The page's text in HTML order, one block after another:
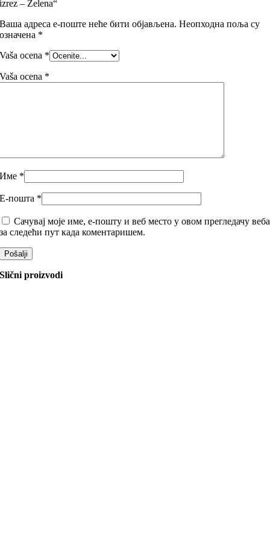
izrez – Zelena“
Ваша адреса е-поште неће бити објављена. Неопходна поља су
означена *
Vaša ocena *
Vaša ocena *
Име *
Е-пошта *
Сачувај моје име, е-пошту и веб место у овом прегледачу веба
за следећи пут када коментаришем.
Slični proizvodi